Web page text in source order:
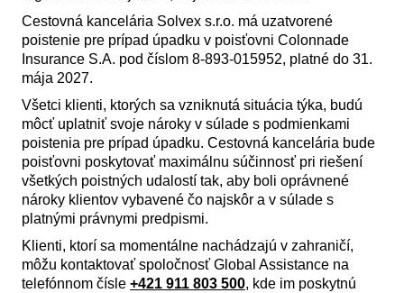
Cestovná kancelária Solvex s.r.o. má uzatvorené
poistenie pre prípad úpadku v poisťovni Colonnade
Insurance S.A. pod číslom 8-893-015952, platné do 31.
mája 2027.
Všetci klienti, ktorých sa vzniknutá situácia týka, budú
môcť uplatniť svoje nároky v súlade s podmienkami
poistenia pre prípad úpadku. Cestovná kancelária bude
poisťovni poskytovať maximálnu súčinnosť pri riešení
všetkých poistných udalostí tak, aby boli oprávnené
nároky klientov vybavené čo najskôr a v súlade s
platnými právnymi predpismi.
Klienti, ktorí sa momentálne nachádzajú v zahraničí,
môžu kontaktovať spoločnosť Global Assistance na
telefónnom čísle +421 911 803 500, kde im poskytnú